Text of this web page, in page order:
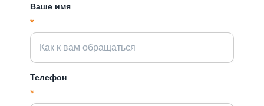
Ваше имя
*
Телефон
*